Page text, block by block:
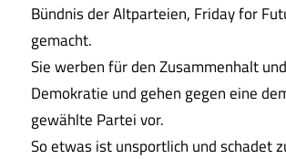
Bündnis der Altparteien, Friday for
gemacht.
Sie werben für den Zusammenhalt
Demokratie und gehen gegen eine
gewählte Partei vor.
So etwas ist unsportlich und schadet